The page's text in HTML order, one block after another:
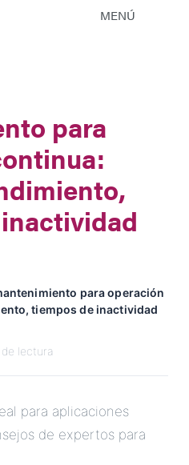
MENÚ
para
para operación
tiempos de inactividad
de lectura
para aplicaciones
de expertos para